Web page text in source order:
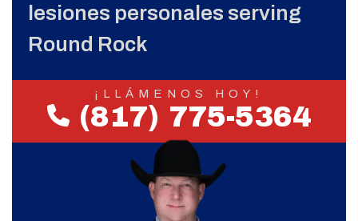
lesiones personales serving
Round Rock
¡LLÁMENOS HOY!
(817) 775-5364